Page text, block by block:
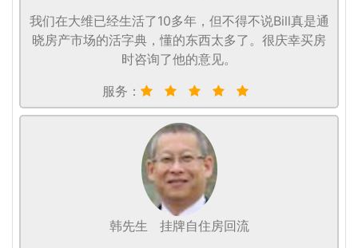
我们在大维已经生活了10多年，但不得不说Bill真是通
晓房产市场的活字典，懂的东西太多了。很庆幸买房
时咨询了他的意见。
服务：
韩先生
挂牌自住房回流